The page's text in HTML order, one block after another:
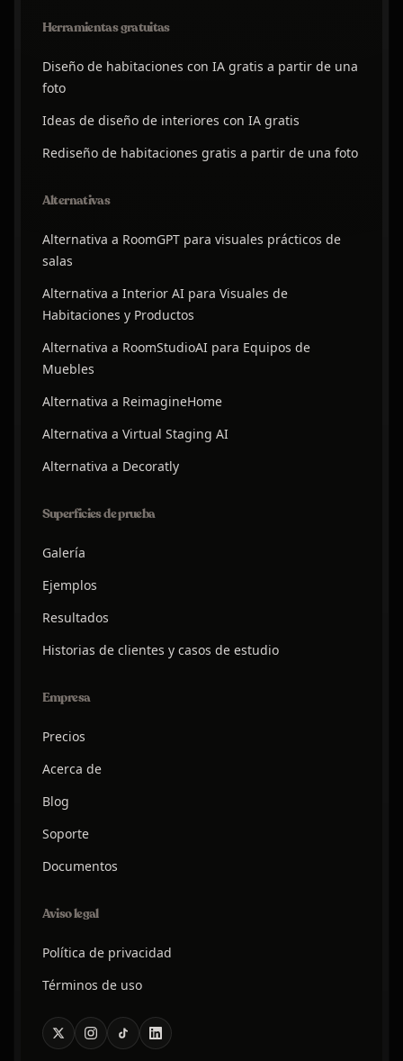
Herramientas gratuitas
Diseño de habitaciones con IA gratis a partir de una
foto
Ideas de diseño de interiores con IA gratis
Rediseño de habitaciones gratis a partir de una foto
Alternativas
Alternativa a RoomGPT para visuales prácticos de
salas
Alternativa a Interior AI para Visuales de
Habitaciones y Productos
Alternativa a RoomStudioAI para Equipos de
Muebles
Alternativa a ReimagineHome
Alternativa a Virtual Staging AI
Alternativa a Decoratly
Superficies de prueba
Galería
Ejemplos
Resultados
Historias de clientes y casos de estudio
Empresa
Precios
Acerca de
Blog
Soporte
Documentos
Aviso legal
Política de privacidad
Términos de uso